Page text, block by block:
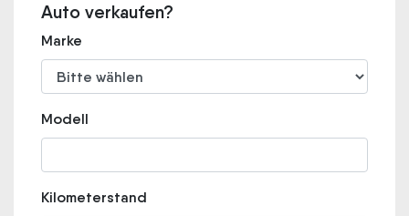
Auto verkaufen?
Marke
Modell
Kilometerstand